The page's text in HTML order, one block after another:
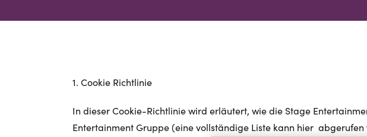
1. Cookie Richtlinie
In dieser Cookie-Richtlinie wird erläutert, wie die Stage
Entertainment Gruppe (eine vollständige Liste kann hier